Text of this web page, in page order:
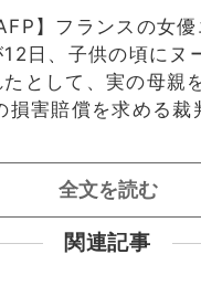
】フランスの女
日、子供の頃にヌ
として、実の母親
損害賠償を求める裁
全文を読む
関連記事